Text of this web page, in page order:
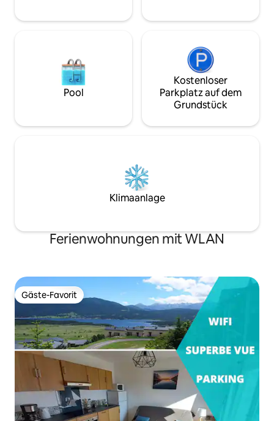
Pool
Kostenloser
Parkplatz auf dem
Grundstück
Klimaanlage
Ferienwohnungen mit WLAN
Gäste-Favorit
Gäste-Favorit